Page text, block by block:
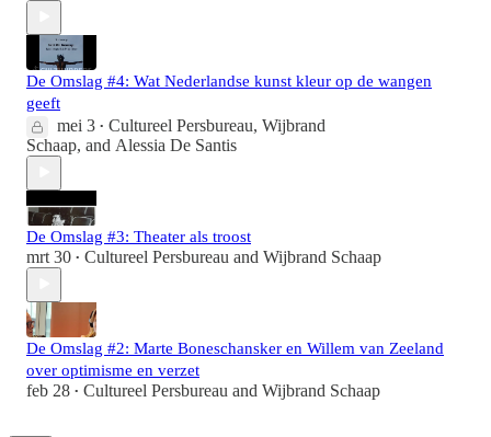
De Omslag #4: Wat Nederlandse kunst kleur op de wangen
geeft
mei 3 • Cultureel Persbureau, Wijbrand
Schaap, and Alessia De Santis
De Omslag #3: Theater als troost
mrt 30 • Cultureel Persbureau and Wijbrand Schaap
De Omslag #2: Marte Boneschansker en Willem van Zeeland
over optimisme en verzet
feb 28 • Cultureel Persbureau and Wijbrand Schaap